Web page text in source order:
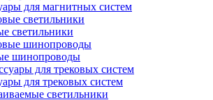
для магнитных систем
светильники
шинопроводы
для трековых систем